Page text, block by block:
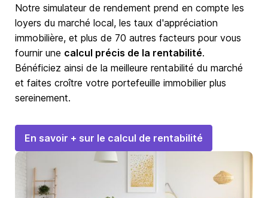
Notre simulateur de rendement prend en compte les
loyers du marché local, les taux d'appréciation
immobilière, et plus de 70 autres facteurs pour vous
fournir une calcul précis de la rentabilité.
Bénéficiez ainsi de la meilleure rentabilité du marché
et faites croître votre portefeuille immobilier plus
sereinement.
En savoir + sur le calcul de rentabilité